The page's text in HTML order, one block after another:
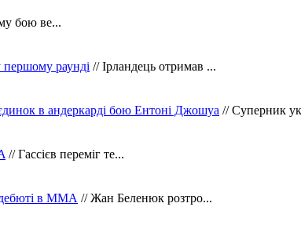
бою ве...
раунді // Ірландець отримав ...
в андеркарді бою Ентоні Джошуа // Суперник
// Гассієв переміг те...
в ММА // Жан Беленюк розтро...